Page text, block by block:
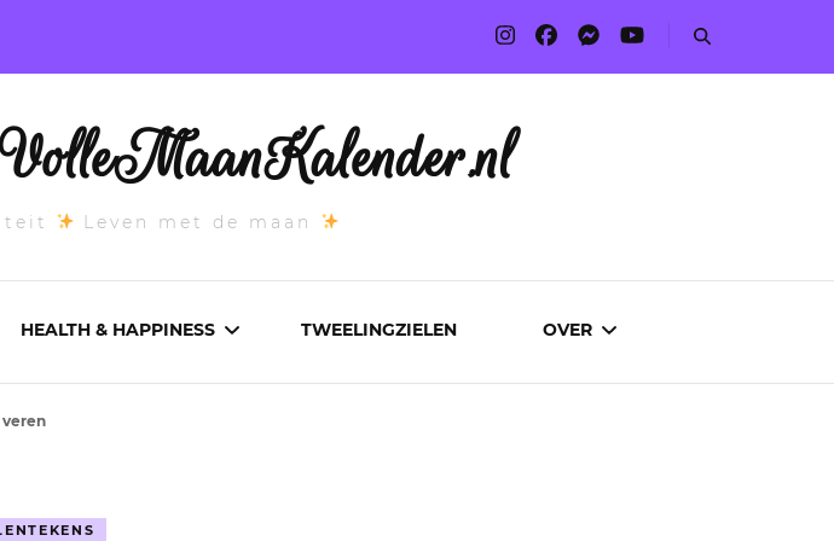
Leven met de maan
HEALTH & HAPPINESS TWEELINGZIELEN OVER